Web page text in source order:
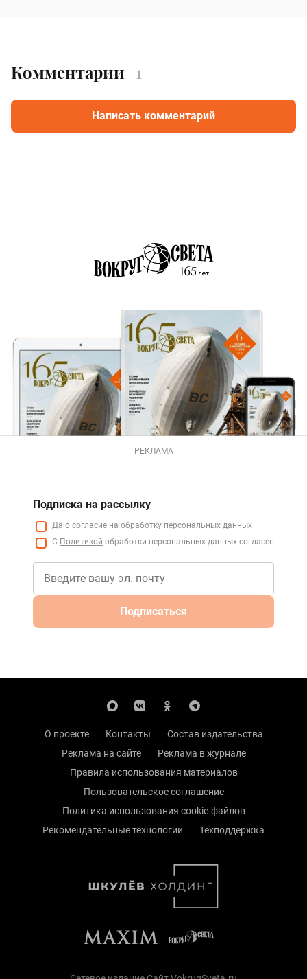
Комментарии 1
Написать комментарий
РЕКЛАМА
Подписка на рассылку
Даю согласие на обработку персональных данных
С Политикой обработки персональных данных согласен
Подписаться
О проекте Контакты
Состав издательства
Реклама на сайте
Реклама в журнале
Правила использования материалов
Пользовательское соглашение
Политика использования cookie-файлов
Рекомендательные технологии
Техподдержка